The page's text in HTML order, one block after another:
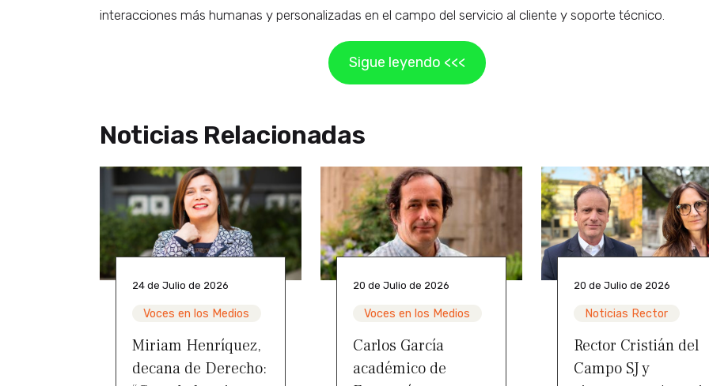
interacciones más humanas y personalizadas en el campo del servicio al cliente y soporte técnico.
Sigue leyendo <<<
Noticias Relacionadas
24 de Julio de 2026
Voces en los Medios
Miriam Henríquez,
decana de Derecho:
20 de Julio de 2026
Voces en los Medios
Carlos García
académico de
20 de Julio de 2026
Noticias Rector
Rector Cristián del
Campo SJ y